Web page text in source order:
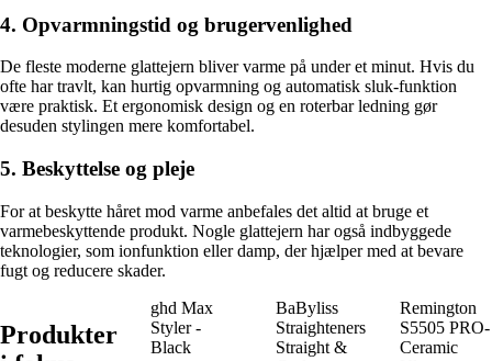
4. Opvarmningstid og brugervenlighed
De fleste moderne glattejern bliver varme på under et minut. Hvis du
ofte har travlt, kan hurtig opvarmning og automatisk sluk-funktion
være praktisk. Et ergonomisk design og en roterbar ledning gør
desuden stylingen mere komfortabel.
5. Beskyttelse og pleje
For at beskytte håret mod varme anbefales det altid at bruge et
varmebeskyttende produkt. Nogle glattejern har også indbyggede
teknologier, som ionfunktion eller damp, der hjælper med at bevare
fugt og reducere skader.
Produkter
ghd Max
Styler -
Black
BaByliss
Straighteners
Straight &
Remington
S5505 PRO-
Ceramic